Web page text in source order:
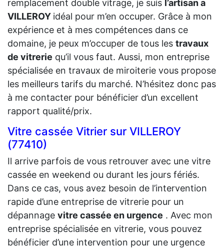
remplacement double vitrage, je suis l’artisan a
VILLEROY idéal pour m’en occuper. Grâce à mon
expérience et à mes compétences dans ce
domaine, je peux m’occuper de tous les travaux
de vitrerie qu’il vous faut. Aussi, mon entreprise
spécialisée en travaux de miroiterie vous propose
les meilleurs tarifs du marché. N’hésitez donc pas
à me contacter pour bénéficier d’un excellent
rapport qualité/prix.
Vitre cassée Vitrier sur VILLEROY
(77410)
Il arrive parfois de vous retrouver avec une vitre
cassée en weekend ou durant les jours fériés.
Dans ce cas, vous avez besoin de l’intervention
rapide d’une entreprise de vitrerie pour un
dépannage vitre cassée en urgence . Avec mon
entreprise spécialisée en vitrerie, vous pouvez
bénéficier d’une intervention pour une urgence